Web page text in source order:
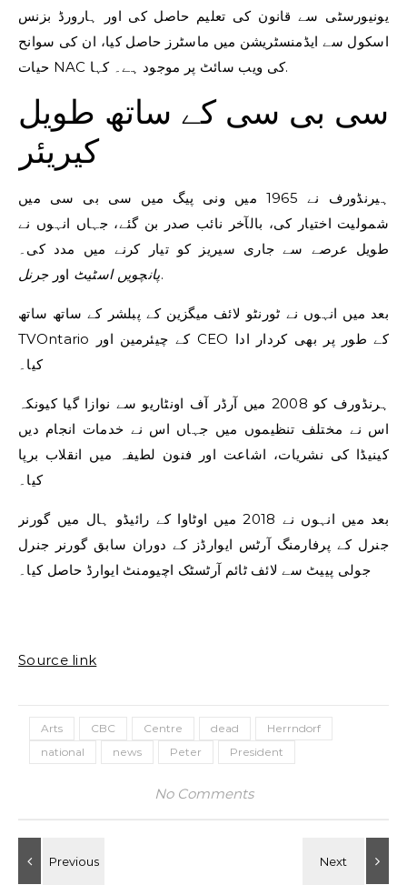
یونیورسٹی سے قانون کی تعلیم حاصل کی اور ہارورڈ بزنس
اسکول سے ایڈمنسٹریشن میں ماسٹرز حاصل کیا، ان کی سوانح
حیات NAC کی ویب سائٹ پر موجود ہے۔ کہا.
سی بی سی کے ساتھ طویل
کیریئر
ہیرنڈورف نے 1965 میں ونی پیگ میں سی بی سی میں
شمولیت اختیار کی، بالآخر نائب صدر بن گئے، جہاں انہوں نے
طویل عرصے سے جاری سیریز کو تیار کرنے میں مدد کی۔
پانچویں اسٹیٹ اورجرنل .
بعد میں انہوں نے ٹورنٹو لائف میگزین کے پبلشر کے ساتھ ساتھ
TVOntario کے چیئرمین اور CEO کے طور پر بھی کردار ادا
کیا۔
ہرنڈورف کو 2008 میں آرڈر آف اونٹاریو سے نوازا گیا کیونکہ
اس نے مختلف تنظیموں میں جہاں اس نے خدمات انجام دیں
کینیڈا کی نشریات، اشاعت اور فنون لطیفہ میں انقلاب برپا
کیا۔
بعد میں انہوں نے 2018 میں اوٹاوا کے رائیڈو ہال میں گورنر
جنرل کے پرفارمنگ آرٹس ایوارڈز کے دوران سابق گورنر جنرل
جولی پییٹ سے لائف ٹائم آرٹسٹک اچیومنٹ ایوارڈ حاصل کیا۔
Source link
Arts CBC Centre dead
Herrndorf
national
news Peter President
No Comments